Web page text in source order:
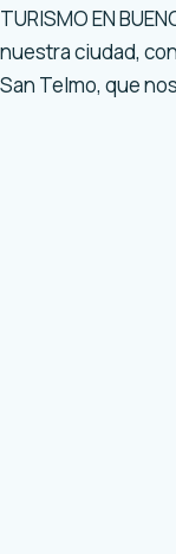
TURISMO EN
nuestra ciudad,
San Telmo, que